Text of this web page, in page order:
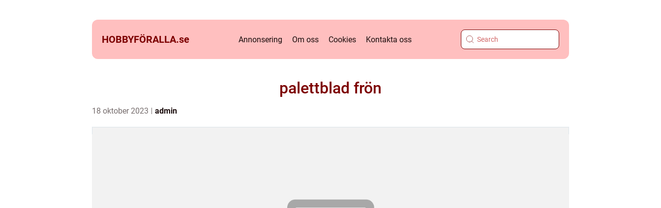
HOBBYFÖRALLA.se Annonsering Om oss Cookies Kontakta oss
palettblad frön
18 oktober 2023 admin